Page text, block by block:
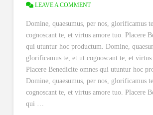
LEAVE A COMMENT
Domine, quaesumus, per nos, glorificamus
cognoscant te, et virtus amore tuo. Placere
qui utuntur hoc productum. Domine,
glorificamus te, et ut cognoscant te, et virtus
Placere Benedicite omnes qui utuntur hoc
Domine, quaesumus, per nos, glorificamus
cognoscant te, et virtus amore tuo. Placere
qui …